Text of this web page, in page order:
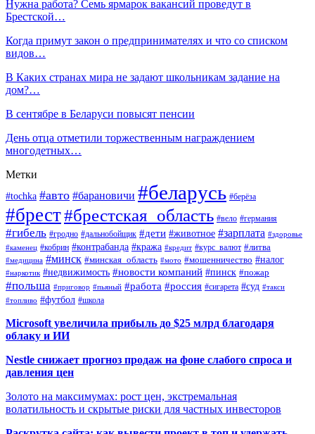
Нужна работа? Семь ярмарок вакансий проведут в
Брестской…
Когда примут закон о предпринимателях и что со списком
видов…
В Каких странах мира не задают школьникам задание на
дом?…
В сентябре в Беларуси повысят пенсии
День отца отметили торжественным награждением
многодетных…
Метки
#tochka #авто #барановичи #беларусь #берёза
#брест#брестская_область #вело #германия
#гибель #гродно #дальнобойщик #дети #животное #зарплата #здоровье
#каменец #кобрин #контрабанда #кража #кредит #курс_валют #литва
#медицина #минск #минская_область #мото #мошенничество #налог
#наркотик #недвижимость #новости компаний #пинск #пожар
#польша #приговор #пьяный #работа #россия #сигарета #суд #такси
#топливо #футбол #школа
Microsoft увеличила прибыль до $25 млрд благодаря
облаку и ИИ
Nestle снижает прогноз продаж на фоне слабого спроса и
давления цен
Золото на максимумах: рост цен, экстремальная
волатильность и скрытые риски для частных инвесторов